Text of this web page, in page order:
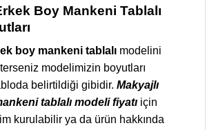
Boy Mankeni Tablalı
boy mankeni tablalı modelini
modelimizin boyutları
belirtildiği gibidir. Makyajlı
tablalı modeli fiyatı için
kurulabilir ya da ürün hakkında